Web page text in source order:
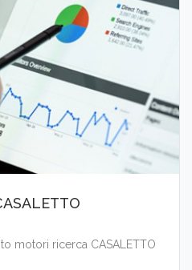
motori ricerca CASALETTO